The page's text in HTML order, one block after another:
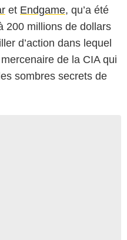
et Endgame, qu’a été
200 millions de dollars
d’action dans lequel
de la CIA qui
sombres secrets de